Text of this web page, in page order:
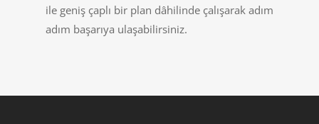
ile geniş çaplı bir plan dâhilinde çalışarak adım
adım başarıya ulaşabilirsiniz.